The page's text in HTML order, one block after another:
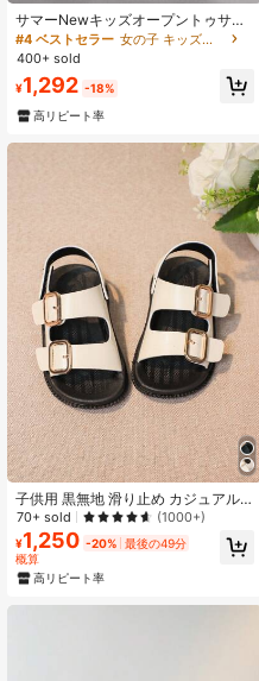
4.92 2.6K フォロワー
2.6K フォロワー
サマーNewキッズオープントゥサン
ダル、男女兼用通気性滑り止め ソフ
トボトム ビーチシューズ、軽量アス
レチックサンダル 学校、ビーチ、デ
イリーカジュアル、スポーツに適し
ています
#4 ベストセラー
女の子 キッズスポーツサンダル
400+ sold
¥1,292 -18%
高リピート率
子供用 黒無地 滑り止め カジュアル
デイリー ビーチ スポーツサンダル
男の子女の子
70+ sold (1000+)
¥1,250 -20% 最後の49分
概算
高リピート率